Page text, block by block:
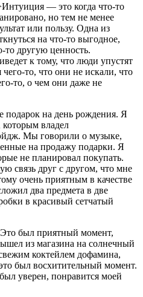
— это когда что-то
но тем не менее
или пользу. Одна из
на что-то выгодное,
другую ценность.
к тому, что люди упустят
то, что они не искали, что
то, о чем они даже не
подарок на день рождения. Я
владел
Мы говорили о музыке,
на продажу подарки. Я
не планировал покупать.
связь друг с другом, что мне
очень приятным в качестве
два предмета в две
в красивый сетчатый
был приятный момент,
из магазина на солнечный
коктейлем дофамина,
был восхитительный момент.
уверен, понравится моей